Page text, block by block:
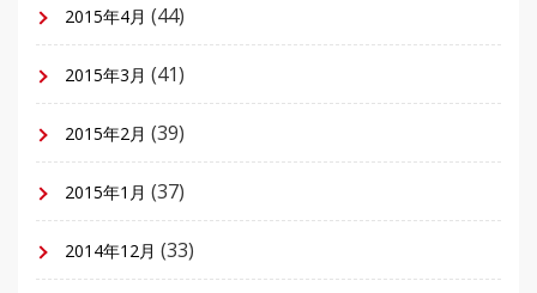
2015年4月 (44)
2015年3月 (41)
2015年2月 (39)
2015年1月 (37)
2014年12月 (33)